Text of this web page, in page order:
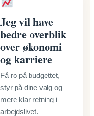
Jeg vil have
bedre overblik
over økonomi
og karriere
Få ro på budgettet,
styr på dine valg og
mere klar retning i
arbejdslivet.